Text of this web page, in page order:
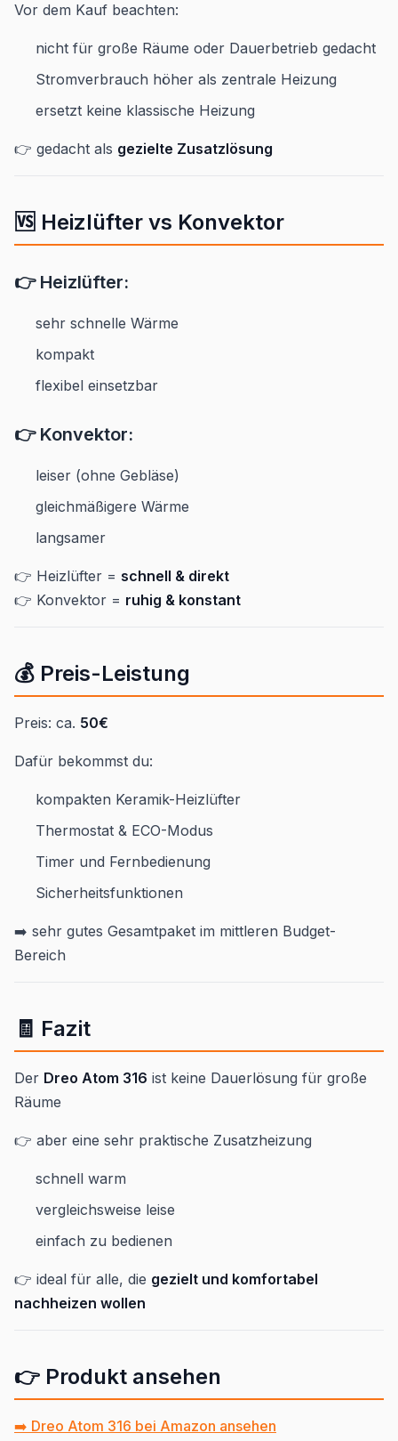
Vor dem Kauf beachten:
nicht für große Räume oder Dauerbetrieb gedacht
Stromverbrauch höher als zentrale Heizung
ersetzt keine klassische Heizung
👉 gedacht als gezielte Zusatzlösung
🆚 Heizlüfter vs Konvektor
👉 Heizlüfter:
sehr schnelle Wärme
kompakt
flexibel einsetzbar
👉 Konvektor:
leiser (ohne Gebläse)
gleichmäßigere Wärme
langsamer
👉 Heizlüfter = schnell & direkt
👉 Konvektor = ruhig & konstant
💰 Preis-Leistung
Preis: ca. 50€
Dafür bekommst du:
kompakten Keramik-Heizlüfter
Thermostat & ECO-Modus
Timer und Fernbedienung
Sicherheitsfunktionen
➡️ sehr gutes Gesamtpaket im mittleren Budget-
Bereich
🧾 Fazit
Der Dreo Atom 316 ist keine Dauerlösung für große
Räume
👉 aber eine sehr praktische Zusatzheizung
schnell warm
vergleichsweise leise
einfach zu bedienen
👉 ideal für alle, die gezielt und komfortabel
nachheizen wollen
👉 Produkt ansehen
➡️ Dreo Atom 316 bei Amazon ansehen